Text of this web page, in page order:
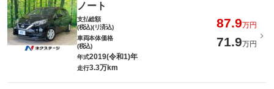
ノート
支払総額
(税込)(リ済込)
87.9万円
車両本体価格
(税込)
71.9万円
年式2019(令和1)年
走行3.3万km